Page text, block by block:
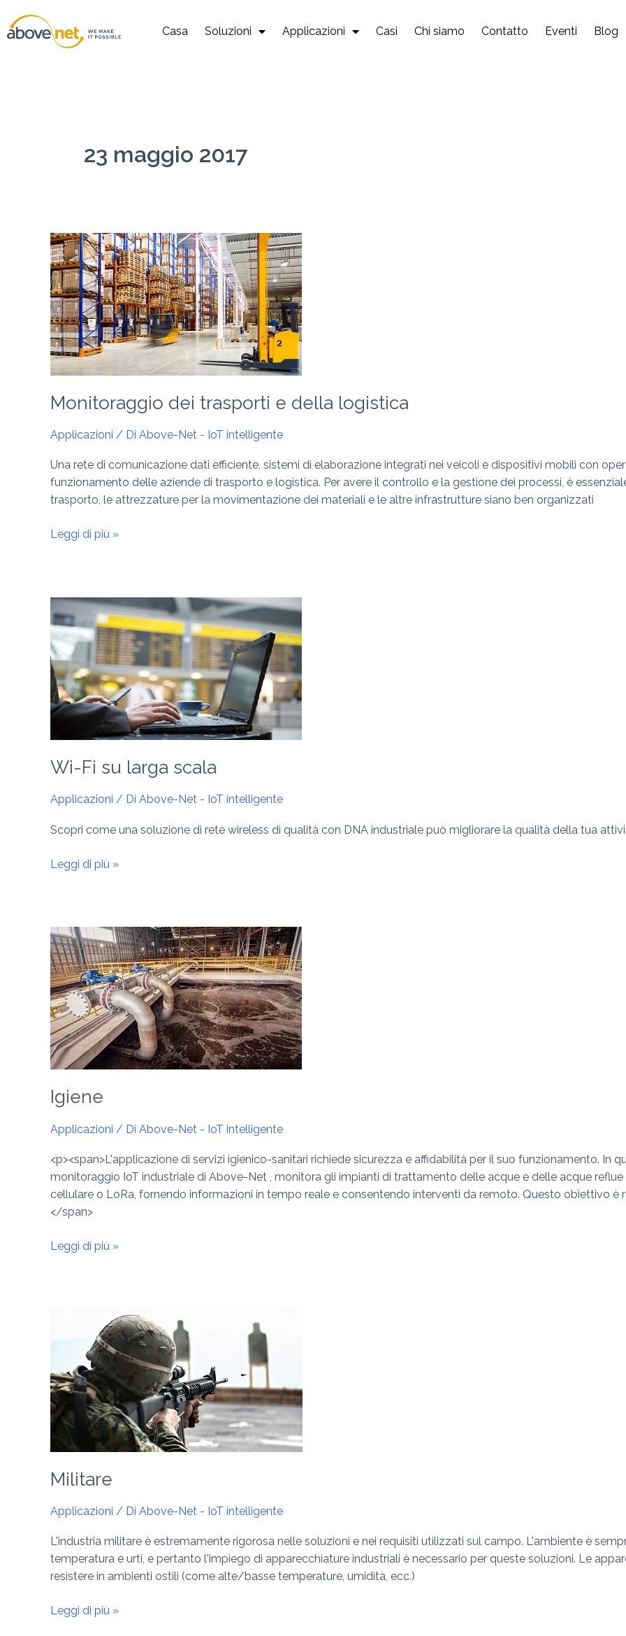
contenuto
Casa Soluzioni Applicazioni Casi Chi siamo Contatto Eventi Blog
23 maggio 2017
Monitoraggio dei trasporti e della logistica
Applicazioni / Di Above-Net - IoT intelligente
Una rete di comunicazione dati efficiente, sistemi di elaborazione integrati nei veicoli e dispositivi mobili con
funzionamento delle aziende di trasporto e logistica. Per avere il controllo e la gestione dei processi, è
trasporto, le attrezzature per la movimentazione dei materiali e le altre infrastrutture siano ben organizzati
Monitoraggio
dei
trasporti
e
della
logistica
Leggi di più »
Wi-Fi su larga scala
Applicazioni / Di Above-Net - IoT intelligente
Scopri come una soluzione di rete wireless di qualità con DNA industriale può migliorare la qualità della tua
Wi-
Fi
su
larga
scala
Leggi di più »
Igiene
Applicazioni / Di Above-Net - IoT intelligente
<p><span>L'applicazione di servizi igienico-sanitari richiede sicurezza e affidabilità per il suo funzionamento. In
monitoraggio IoT industriale di Above-Net , monitora gli impianti di trattamento delle acque e delle acque
cellulare o LoRa, fornendo informazioni in tempo reale e consentendo interventi da remoto. Questo obiettivo
</span>
Servizi
igienico-
sanitari
Leggi di più »
Militare
Applicazioni / Di Above-Net - IoT intelligente
L'industria militare è estremamente rigorosa nelle soluzioni e nei requisiti utilizzati sul campo. L'ambiente è
temperatura e urti, e pertanto l'impiego di apparecchiature industriali è necessario per queste soluzioni. Le
resistere in ambienti ostili (come alte/basse temperature, umidità, ecc.)
Leggi di più »